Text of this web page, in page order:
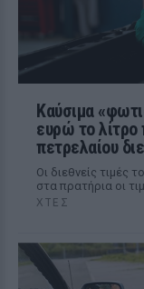
Καύσιμα
ευρώ το
πετρελαίου
Οι διεθνείς τιμές
στα πρατήρια οι
ΧΤΕΣ